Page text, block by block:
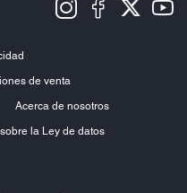
de venta
Acerca de nosotros
la Ley de datos